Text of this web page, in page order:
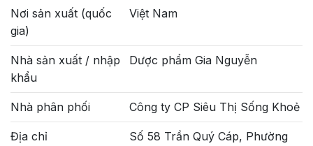
Nơi sản xuất (quốc
gia)
Việt Nam
Nhà sản xuất / nhập
khẩu
Dược phẩm Gia Nguyễn
Nhà phân phối Công ty CP Siêu Thị Sống Khoẻ
Địa chỉ
Số 58 Trần Quý Cáp, Phường